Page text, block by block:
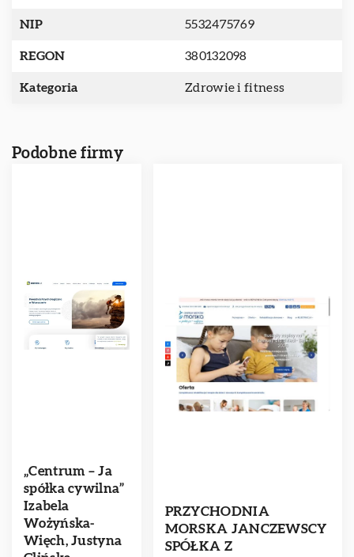
NIP 5532475769
REGON 380132098
Kategoria Zdrowie i fitness
Podobne firmy
„Centrum – Ja
spółka cywilna”
Izabela
Wożyńska-
Więch, Justyna
PRZYCHODNIA
MORSKA JANCZEWSCY
SPÓŁKA Z